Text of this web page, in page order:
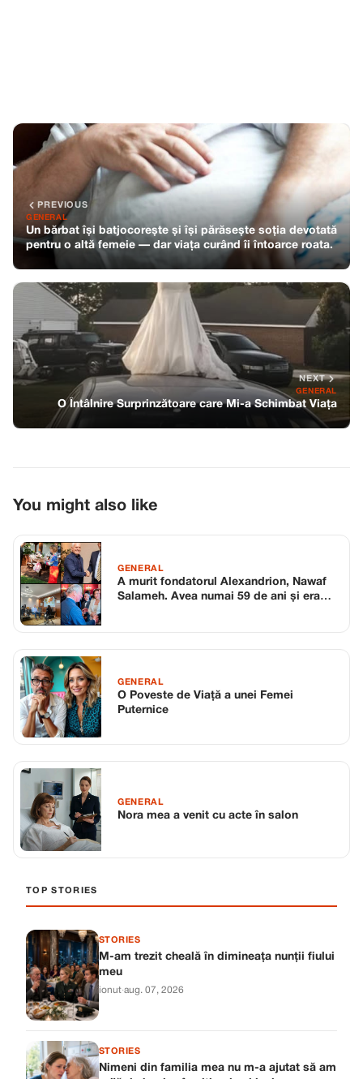
PREVIOUS
GENERAL
Un bărbat își batjocorește și își părăsește soția devotată
pentru o altă femeie — dar viața curând îi întoarce roata.
NEXT
GENERAL
O Întâlnire Surprinzătoare care Mi-a Schimbat Viața
You might also like
GENERAL
A murit fondatorul Alexandrion, Nawaf
Salameh. Avea numai 59 de ani și era
GENERAL
O Poveste de Viață a unei Femei
Puternice
GENERAL
Nora mea a venit cu acte în salon
TOP STORIES
STORIES
M-am trezit cheală în dimineața nunții fiului
meu
ionut·aug. 07, 2026
STORIES
Nimeni din familia mea nu m-a ajutat să am